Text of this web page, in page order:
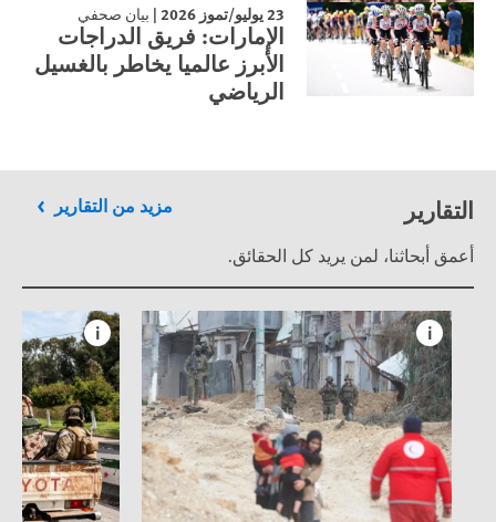
23 يوليو/تموز 2026 | بيان صحفي
الإمارات: فريق الدراجات
الأبرز عالميا يخاطر بالغسيل
الرياضي
التقارير مزيد من التقارير
أعمق أبحاثنا، لمن يريد كل الحقائق.